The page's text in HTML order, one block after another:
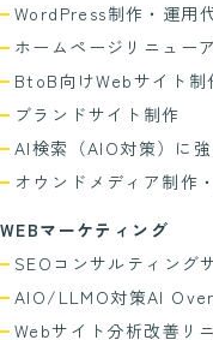
WordPress制作・運用
ホームページリニュー
BtoB向けWebサイト制
ブランドサイト制作
AI検索（AIO対策）に
オウンドメディア制作・
WEBマーケティング
SEOコンサル ティング
AIO/LLMO対策AI
Webサイト分析改善リ